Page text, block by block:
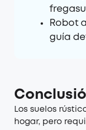
Robot
guía
Los suelos
hogar, pero